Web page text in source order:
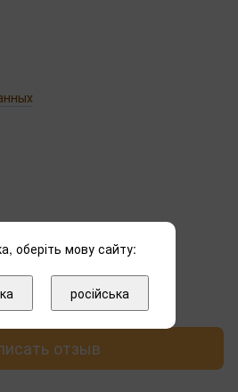
первый отзыв
отзыв
оберіть мову сайту:
російська